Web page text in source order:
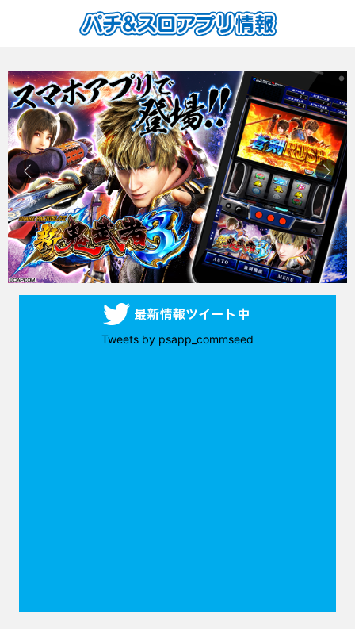
Tweets by psapp_commseed